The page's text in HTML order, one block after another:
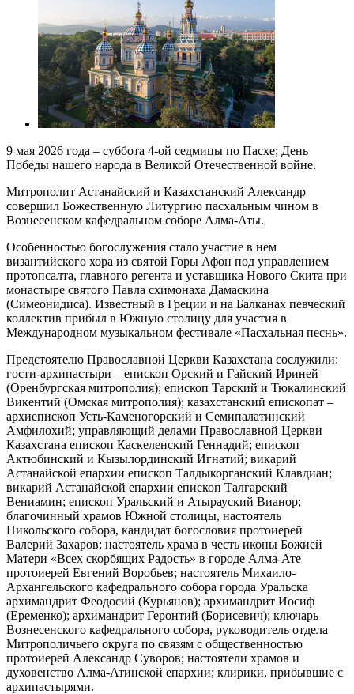
9 мая 2026 года – суббота 4-ой седмицы по Пасхе; День
Победы нашего народа в Великой Отечественной войне.
Митрополит Астанайский и Казахстанский Александр
совершил Божественную Литургию пасхальным чином в
Вознесенском кафедральном соборе Алма-Аты.
Особенностью богослужения стало участие в нем
византийского хора из святой Горы Афон под управлением
протопсалта, главного регента и уставщика Нового Скита при
монастыре святого Павла схимонаха Дамаскина
(Симеонидиса). Известный в Греции и на Балканах певческий
коллектив прибыл в Южную столицу для участия в
Международном музыкальном фестивале «Пасхальная песнь».
Предстоятелю Православной Церкви Казахстана сослужили:
гости-архипастыри – епископ Орский и Гайский Ириней
(Оренбургская митрополия); епископ Тарский и Тюкалинский
Викентий (Омская митрополия); казахстанский епископат –
архиепископ Усть-Каменогорский и Семипалатинский
Амфилохий; управляющий делами Православной Церкви
Казахстана епископ Каскеленский Геннадий; епископ
Актюбинский и Кызылординский Игнатий; викарий
Астанайской епархии епископ Талдыкорганский Клавдиан;
викарий Астанайской епархии епископ Талгарский
Вениамин; епископ Уральский и Атырауский Вианор;
благочинный храмов Южной столицы, настоятель
Никольского собора, кандидат богословия протоиерей
Валерий Захаров; настоятель храма в честь иконы Божией
Матери «Всех скорбящих Радость» в городе Алма-Ате
протоиерей Евгений Воробьев; настоятель Михаило-
Архангельского кафедрального собора города Уральска
архимандрит Феодосий (Курьянов); архимандрит Иосиф
(Еременко); архимандрит Геронтий (Борисевич); ключарь
Вознесенского кафедрального собора, руководитель отдела
Митрополичьего округа по связям с общественностью
протоиерей Александр Суворов; настоятели храмов и
духовенство Алма-Атинской епархии; клирики, прибывшие с
архипастырями.